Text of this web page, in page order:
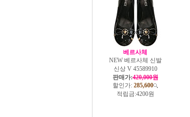
베르사체
NEW 베르사체 신발
신상 V 45589910
판매가:420,000원
할인가: 285,600
적립금:4200원